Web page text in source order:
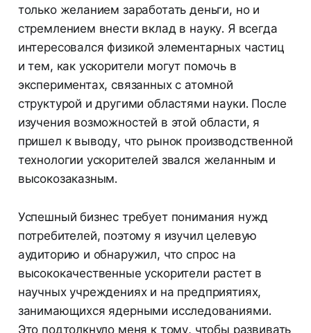
только желанием заработать деньги, но и
стремлением внести вклад в науку. Я всегда
интересовался физикой элементарных частиц
и тем, как ускорители могут помочь в
экспериментах, связанных с атомной
структурой и другими областями науки. После
изучения возможностей в этой области, я
пришел к выводу, что рынок производственной
технологии ускорителей звался желанным и
высокозаказным.
Успешный бизнес требует понимания нужд
потребителей, поэтому я изучил целевую
аудиторию и обнаружил, что спрос на
высококачественные ускорители растет в
научных учреждениях и на предприятиях,
занимающихся ядерными исследованиями.
Это подтолкнуло меня к тому, чтобы развивать